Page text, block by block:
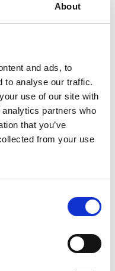
About
and ads, to
to analyse our traffic.
use of our site with
partners who
that you’ve
from your use
Gianni Morandi,
Valentino
“Da Balla a Dalla
Licinio .